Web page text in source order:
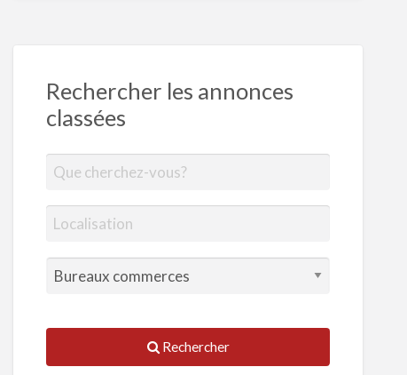
Rechercher les annonces
classées
Rechercher